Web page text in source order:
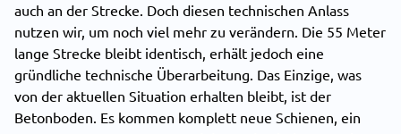
auch an der Strecke. Doch diesen technischen Anlass
nutzen wir, um noch viel mehr zu verändern. Die 55 Meter
lange Strecke bleibt identisch, erhält jedoch eine
gründliche technische Überarbeitung. Das Einzige, was
von der aktuellen Situation erhalten bleibt, ist der
Betonboden. Es kommen komplett neue Schienen, ein